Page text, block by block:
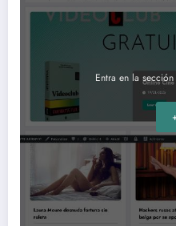
Entra en la